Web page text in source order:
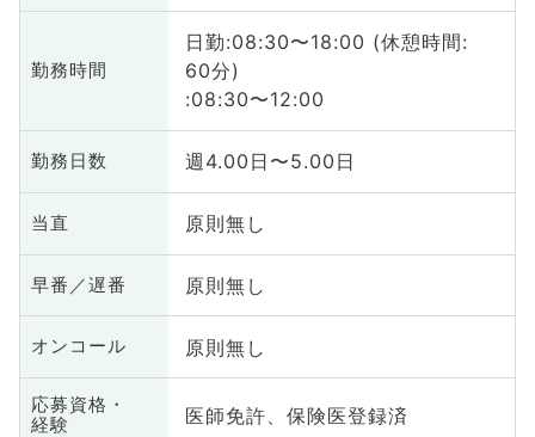
勤務時間
日勤:08:30〜18:00 (休憩時間:
60分)
:08:30〜12:00
勤務日数 週4.00日〜5.00日
当直 原則無し
早番／遅番 原則無し
オンコール 原則無し
応募資格・
経験
医師免許、保険医登録済